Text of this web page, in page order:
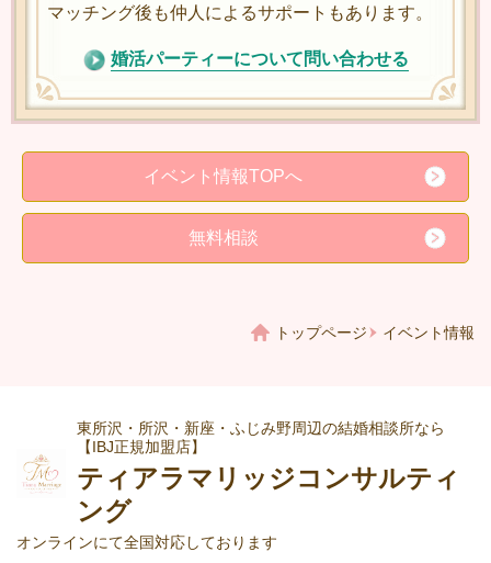
マッチング後も仲人によるサポートもあります。
婚活パーティーについて問い合わせる
イベント情報TOPへ
無料相談
トップページ イベント情報
東所沢・所沢・新座・ふじみ野周辺の結婚相談所なら
【IBJ正規加盟店】
ティアラマリッジコンサルティ
ング
オンラインにて全国対応しております